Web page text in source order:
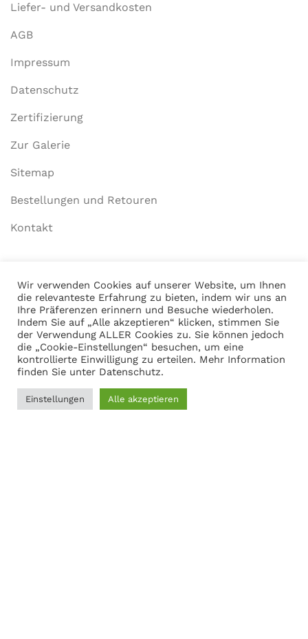
Liefer- und Versandkosten
AGB
Impressum
Datenschutz
Zertifizierung
Zur Galerie
Sitemap
Bestellungen und Retouren
Kontakt
Mein Konto
Anmelden
Warenkorb anzeigen
Adresse
Martin Gasch
Wir verwenden Cookies auf unserer Website, um Ihnen
die relevanteste Erfahrung zu bieten, indem wir uns an
Ihre Präferenzen erinnern und Besuche wiederholen.
Indem Sie auf „Alle akzeptieren“ klicken, stimmen Sie
der Verwendung ALLER Cookies zu. Sie können jedoch
die „Cookie-Einstellungen“ besuchen, um eine
kontrollierte Einwilligung zu erteilen. Mehr Information
finden Sie unter Datenschutz.
Einstellungen Alle akzeptieren